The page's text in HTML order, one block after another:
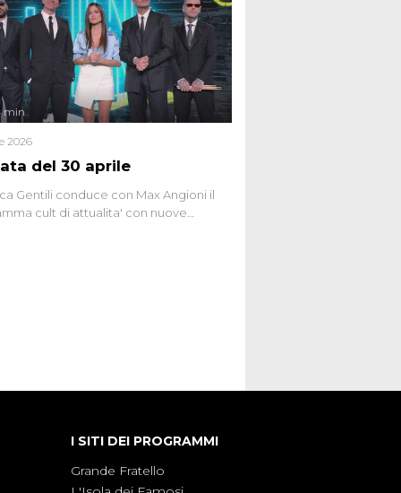
network, talk show, piazze digitali
collettivo.
del 30 aprile
min
2026
Gentili conduce con Max Angioni il
cult di attualita' con nuove
I SITI DEI PROGRAMMI
Grande Fratello